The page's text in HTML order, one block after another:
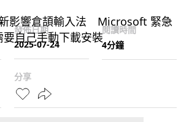
發佈日期
2025-07-24
閱讀時間
4分鐘
分享